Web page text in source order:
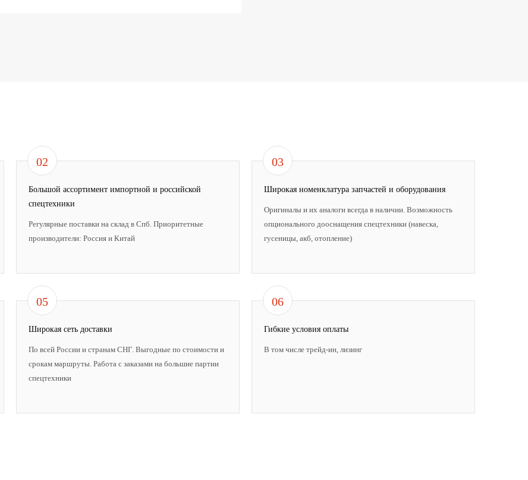
02
Большой ассортимент импортной и российской
спецтехники
Регулярные поставки на склад в Спб. Приоритетные
производители: Россия и Китай
03
Широкая номенклатура запчастей и оборудования
Оригиналы и их аналоги всегда в наличии. Возможность
опционального дооснащения спецтехники (навеска,
гусеницы, акб, отопление)
05
Широкая сеть доставки
По всей России и странам СНГ. Выгодные по стоимости и
срокам маршруты. Работа с заказами на большие партии
спецтехники
06
Гибкие условия оплаты
В том числе трейд-ин, лизинг